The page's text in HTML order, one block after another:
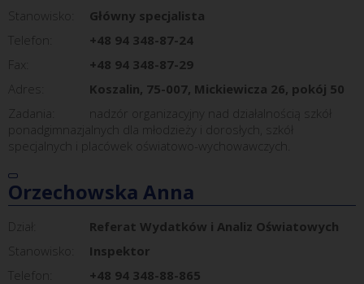
Stanowisko:
Główny specjalista
Telefon:
+48 94 348-87-24
Fax:
+48 94 348-87-29
Adres:
Koszalin, 75-007, Mickiewicza 26, pokój 50
Zadania:
nadzór organizacyjny nad działalnością szkół
ponadgimnazjalnych dla młodzieży i dorosłych, szkół
specjalnych i placówek oświatowo-wychowawczych.
Orzechowska Anna
Dział:
Referat Wydatków i Analiz Oświatowych
Stanowisko:
Inspektor
Telefon:
+48 94 348-88-865